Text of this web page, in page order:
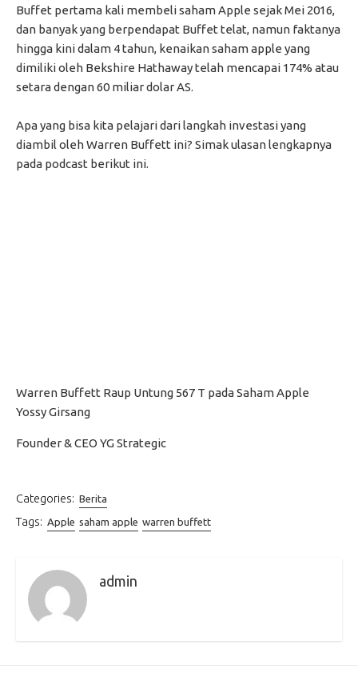
Buffet pertama kali membeli saham Apple sejak Mei 2016,
dan banyak yang berpendapat Buffet telat, namun faktanya
hingga kini dalam 4 tahun, kenaikan saham apple yang
dimiliki oleh Bekshire Hathaway telah mencapai 174% atau
setara dengan 60 miliar dolar AS.
Apa yang bisa kita pelajari dari langkah investasi yang
diambil oleh Warren Buffett ini? Simak ulasan lengkapnya
pada podcast berikut ini.
Warren Buffett Raup Untung 567 T pada Saham Apple
Yossy Girsang
Founder & CEO YG Strategic
Categories: Berita
Tags: Apple saham apple warren buffett
admin